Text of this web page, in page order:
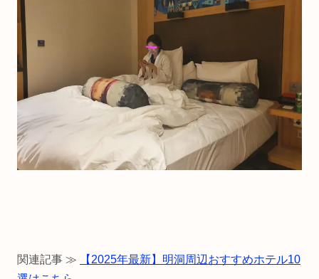
関連記事 ≫
【2025年最新】明洞周辺おすすめホテル10